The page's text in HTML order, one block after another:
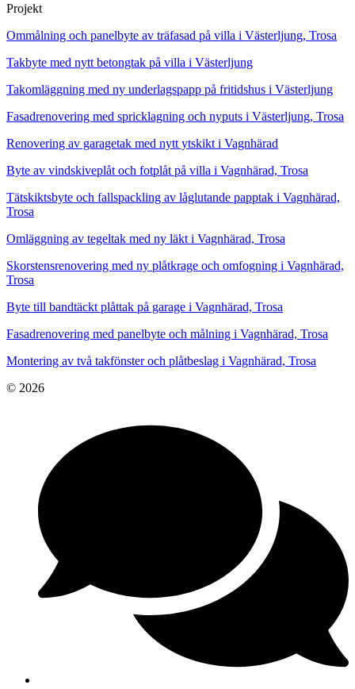
Projekt
Ommålning och panelbyte av träfasad på villa i Västerljung, Trosa
Takbyte med nytt betongtak på villa i Västerljung
Takomläggning med ny underlagspapp på fritidshus i Västerljung
Fasadrenovering med spricklagning och nyputs i Västerljung, Trosa
Renovering av garagetak med nytt ytskikt i Vagnhärad
Byte av vindskiveplåt och fotplåt på villa i Vagnhärad, Trosa
Tätskiktsbyte och fallspackling av låglutande papptak i Vagnhärad,
Trosa
Omläggning av tegeltak med ny läkt i Vagnhärad, Trosa
Skorstensrenovering med ny plåtkrage och omfogning i Vagnhärad,
Trosa
Byte till bandtäckt plåttak på garage i Vagnhärad, Trosa
Fasadrenovering med panelbyte och målning i Vagnhärad, Trosa
Montering av två takfönster och plåtbeslag i Vagnhärad, Trosa
© 2026